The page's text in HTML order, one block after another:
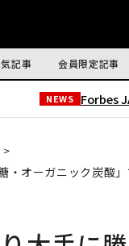
気記事 会員限定記事
NEWS Forbes
・オーガニック炭酸